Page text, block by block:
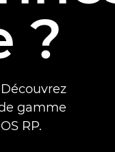
?
gamme
RP.